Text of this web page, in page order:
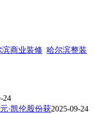
滨商业装修 哈尔滨整装
24
·凯伦股份获2025-09-24